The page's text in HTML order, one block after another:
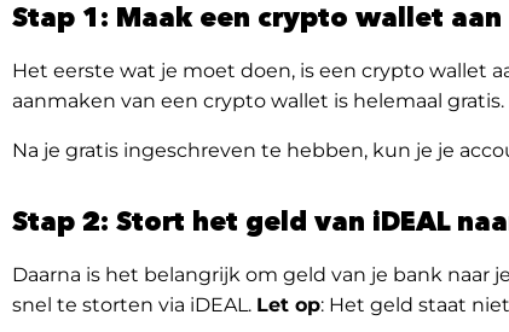
Stap 1: Maak een crypto wallet
Het eerste wat je moet doen, is een crypto wallet
aanmaken van een crypto wallet is helemaal gratis.
Na je gratis ingeschreven te hebben, kun je je
Stap 2: Stort het geld van iDEAL
Daarna is het belangrijk om geld van je bank naar
snel te storten via iDEAL. Let op: Het geld staat